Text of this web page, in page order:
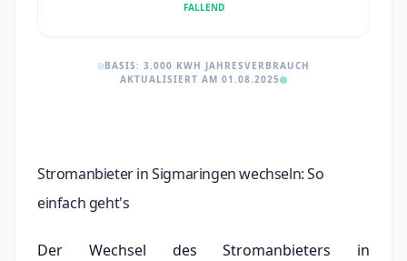
FALLEND
BASIS: 3.000 KWH JAHRESVERBRAUCH
AKTUALISIERT AM 01.08.2025
Stromanbieter in Sigmaringen wechseln: So
einfach geht's
Der Wechsel des Stromanbieters in